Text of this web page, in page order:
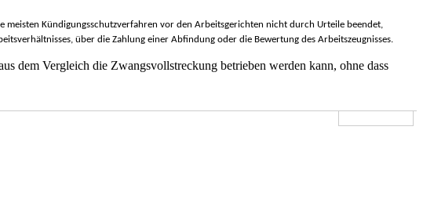
Kündigungsschutzverfahren vor den Arbeitsgerichten nicht durch Urteile beendet,
über die Zahlung einer Abfindung oder die Bewertung des Arbeitszeugnisses.
dem Vergleich die Zwangsvollstreckung betrieben werden kann, ohne dass